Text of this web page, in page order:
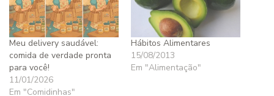
Meu delivery saudável:
comida de verdade pronta
para você!
11/01/2026
Em "Comidinhas"
Hábitos Alimentares
15/08/2013
Em "Alimentação"